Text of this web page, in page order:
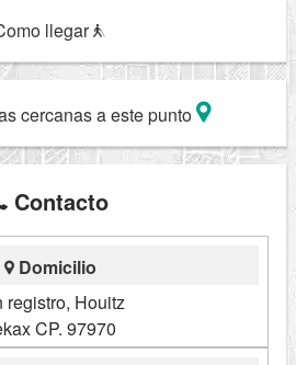
llegar
cercanas a este punto
Contacto
Domicilio
registro, Houitz
CP. 97970